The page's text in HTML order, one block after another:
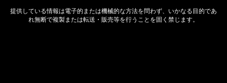
提供している情報は電子的または機械的な方法を問わず、いかなる目的であ
れ無断で複製または転送・販売等を行うことを固く禁じます。